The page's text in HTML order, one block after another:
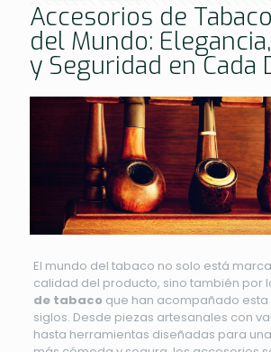
Accesorios de
del Mundo:
y Seguridad en Cada
El mundo del tabaco no solo está
calidad del producto, sino también por
de tabaco que han acompañado
siglos. Desde piezas artesanales con
hasta herramientas diseñadas para